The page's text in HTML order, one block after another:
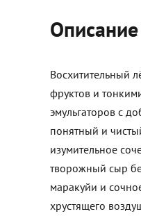
Восхитительный
фруктов и
эмульгаторов с
понятный и
изумительное
творожный сыр
маракуйи и
хрустящего